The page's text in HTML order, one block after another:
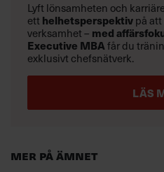
Mer på ämnet
Lyft lönsamheten och
ett helhetsperspektiv på
verksamhet – med
Executive MBAfår du
exklusivt chefsnätverk.
LÄS